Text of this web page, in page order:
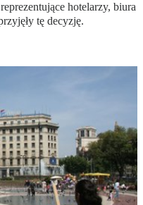
hotelarzy, biura
tę decyzję.